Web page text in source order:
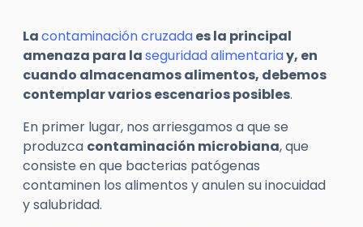
Lacontaminación cruzadaes la principal
amenaza para laseguridad alimentariay, en
cuando almacenamos alimentos, debemos
contemplar varios escenarios posibles.
En primer lugar, nos arriesgamos a que se
produzca contaminación microbiana, que
consiste en que bacterias patógenas
contaminen los alimentos y anulen su inocuidad
y salubridad.